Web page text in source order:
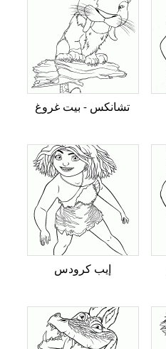
تشانكس - بيت غروغ
إيب كرودس